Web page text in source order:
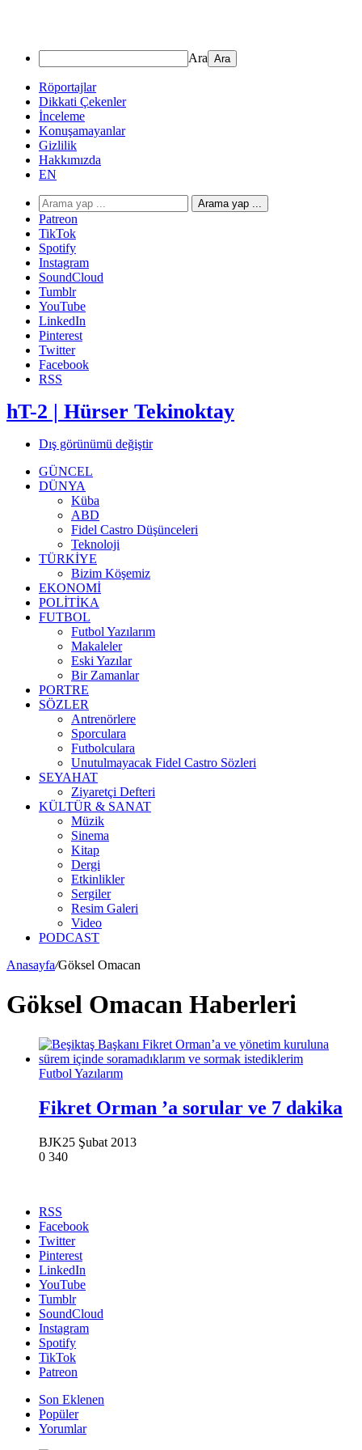
Ara
Röportajlar
Dikkati Çekenler
İnceleme
Konuşamayanlar
Gizlilik
Hakkımızda
EN
Arama yap ...
Patreon
TikTok
Spotify
Instagram
SoundCloud
Tumblr
YouTube
LinkedIn
Pinterest
Twitter
Facebook
RSS
hT-2 | Hürser Tekinoktay
Dış görünümü değiştir
GÜNCEL
DÜNYA
Küba
ABD
Fidel Castro Düşünceleri
Teknoloji
TÜRKİYE
Bizim Köşemiz
EKONOMİ
POLİTİKA
FUTBOL
Futbol Yazılarım
Makaleler
Eski Yazılar
Bir Zamanlar
PORTRE
SÖZLER
Antrenörlere
Sporculara
Futbolculara
Unutulmayacak Fidel Castro Sözleri
SEYAHAT
Ziyaretçi Defteri
KÜLTÜR & SANAT
Müzik
Sinema
Kitap
Dergi
Etkinlikler
Sergiler
Resim Galeri
Video
PODCAST
Anasayfa/Göksel Omacan
Göksel Omacan Haberleri
Futbol Yazılarım
Fikret Orman ’a sorular ve 7 dakika
BJK25 Şubat 2013
0 340
RSS
Facebook
Twitter
Pinterest
LinkedIn
YouTube
Tumblr
SoundCloud
Instagram
Spotify
TikTok
Patreon
Son Eklenen
Popüler
Yorumlar